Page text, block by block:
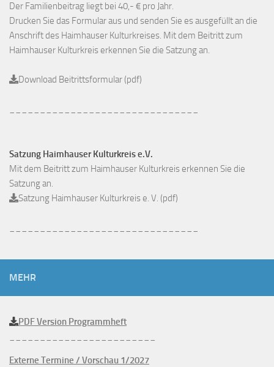
Der Familienbeitrag liegt bei 40,- € pro Jahr.
Drucken Sie das Formular aus und senden Sie es ausgefüllt an die
Anschrift des Haimhauser Kulturkreises. Mit dem Beitritt zum
Haimhauser Kulturkreis erkennen Sie die Satzung an.
Download Beitrittsformular (pdf)
Satzung Haimhauser Kulturkreis e.V.
Mit dem Beitritt zum Haimhauser Kulturkreis erkennen Sie die
Satzung an.
Satzung Haimhauser Kulturkreis e. V. (pdf)
MEHR
PDF Version Programmheft
Externe Termine / Vorschau 1/2027